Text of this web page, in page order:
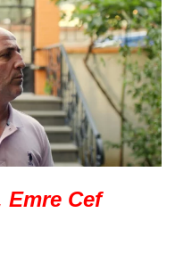
Emre Cef